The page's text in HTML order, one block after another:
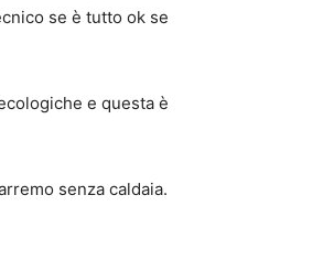
se è tutto ok se
e questa è
senza caldaia.